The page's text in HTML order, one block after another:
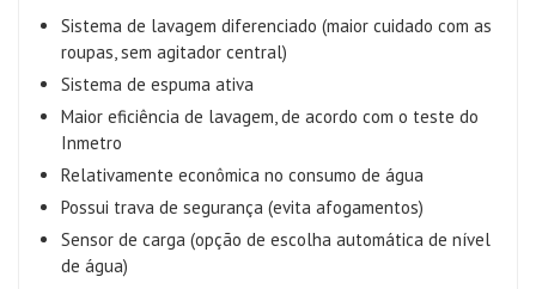
Sistema de lavagem diferenciado (maior cuidado com as
roupas, sem agitador central)
Sistema de espuma ativa
Maior eficiência de lavagem, de acordo com o teste do
Inmetro
Relativamente econômica no consumo de água
Possui trava de segurança (evita afogamentos)
Sensor de carga (opção de escolha automática de nível
de água)